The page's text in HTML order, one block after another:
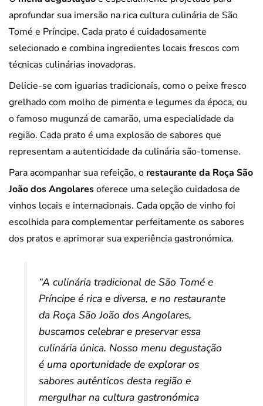
aprofundar sua imersão na rica cultura culinária de São
Tomé e Príncipe. Cada prato é cuidadosamente
selecionado e combina ingredientes locais frescos com
técnicas culinárias inovadoras.
Delicie-se com iguarias tradicionais, como o peixe fresco
grelhado com molho de pimenta e legumes da época, ou
o famoso mugunzá de camarão, uma especialidade da
região. Cada prato é uma explosão de sabores que
representam a autenticidade da culinária são-tomense.
Para acompanhar sua refeição, o restaurante da Roça São
João dos Angolaresoferece uma seleção cuidadosa de
vinhos locais e internacionais. Cada opção de vinho foi
escolhida para complementar perfeitamente os sabores
dos pratos e aprimorar sua experiência gastronómica.
“A culinária tradicional de São Tomé e
Príncipe é rica e diversa, e no restaurante
da Roça São João dos Angolares,
buscamos celebrar e preservar essa
culinária única. Nosso menu degustação
é uma oportunidade de explorar os
sabores autênticos desta região e
mergulhar na cultura gastronómica